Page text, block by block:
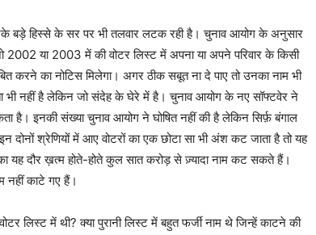
बड़े हिस्से के सर पर भी तलवार लटक रही है। चुनाव आयोग के अनुसार
2002 या 2003 में की वोटर लिस्ट में अपना या अपने परिवार के किसी
करने का नोटिस मिलेगा। अगर ठीक सबूत ना दे पाए तो उनका नाम भी
नहीं है लेकिन जो संदेह के घेरे में है। चुनाव आयोग के नए सॉफ्टवेर ने
है। इनकी संख्या चुनाव आयोग ने घोषित नहीं की है लेकिन सिर्फ़ बंगाल
श्रेणियों में आए वोटरों का एक छोटा सा भी अंश कट जाता है तो यह
दौर ख़त्म होते-होते कुल सात करोड़ से ज़्यादा नाम कट सकते हैं।
नहीं काटे गए हैं।
लिस्ट में थी? क्या पुरानी लिस्ट में बहुत फर्जी नाम थे जिन्हें काटने की